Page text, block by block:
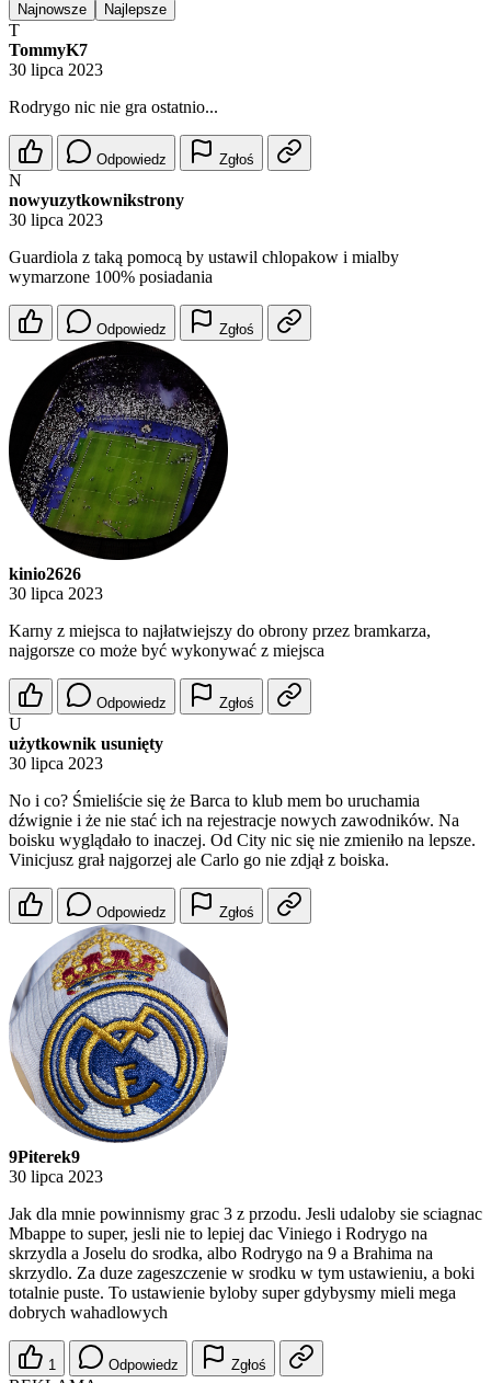
Najnowsze Najlepsze
T
TommyK7
30 lipca 2023
Rodrygo nic nie gra ostatnio...
Odpowiedz Zgłoś
N
nowyuzytkownikstrony
30 lipca 2023
Guardiola z taką pomocą by ustawil chlopakow i mialby
wymarzone 100% posiadania
Odpowiedz Zgłoś
kinio2626
30 lipca 2023
Karny z miejsca to najłatwiejszy do obrony przez bramkarza,
najgorsze co może być wykonywać z miejsca
Odpowiedz Zgłoś
U
użytkownik usunięty
30 lipca 2023
No i co? Śmieliście się że Barca to klub mem bo uruchamia
dźwignie i że nie stać ich na rejestracje nowych zawodników. Na
boisku wyglądało to inaczej. Od City nic się nie zmieniło na lepsze.
Vinicjusz grał najgorzej ale Carlo go nie zdjął z boiska.
Odpowiedz Zgłoś
9Piterek9
30 lipca 2023
Jak dla mnie powinnismy grac 3 z przodu. Jesli udaloby sie sciagnac
Mbappe to super, jesli nie to lepiej dac Viniego i Rodrygo na
skrzydla a Joselu do srodka, albo Rodrygo na 9 a Brahima na
skrzydlo. Za duze zageszczenie w srodku w tym ustawieniu, a boki
totalnie puste. To ustawienie byloby super gdybysmy mieli mega
dobrych wahadlowych
1 Odpowiedz Zgłoś